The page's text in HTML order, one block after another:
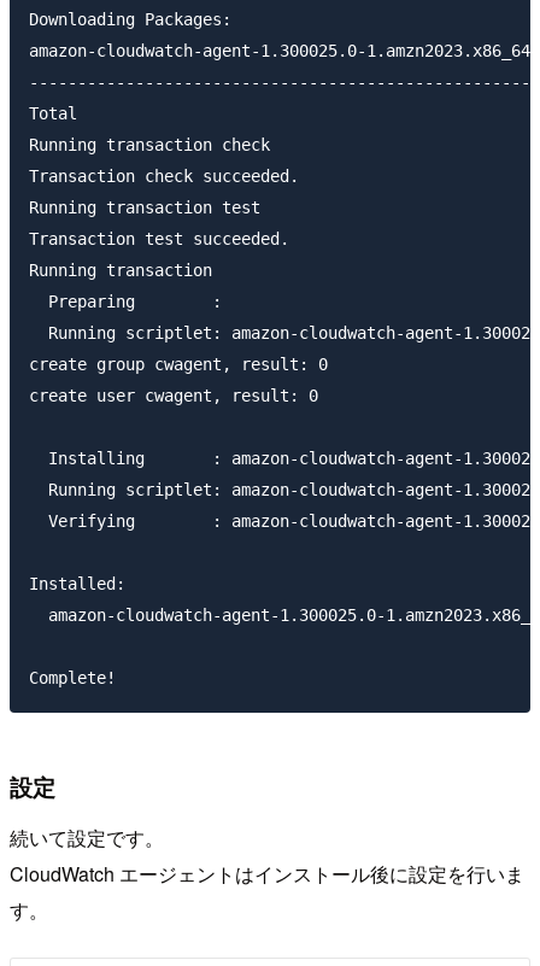
Downloading Packages:
amazon-cloudwatch-agent-1.300025.0-
Total
Running transaction check
Transaction check succeeded.
Running transaction test
Transaction test succeeded.
Running transaction
Preparing        :
Running scriptlet: amazon-cloudwatch-agent-
create group cwagent, result: 0
create user cwagent, result: 0
Installing       : amazon-cloudwatch-agent-
Running scriptlet: amazon-cloudwatch-agent-
Verifying        : amazon-cloudwatch-agent-
Installed:
amazon-cloudwatch-agent-1.300025.0-
設定
続いて設定です。
CloudWatch エージェントはインストール後に設定を行いま
す。